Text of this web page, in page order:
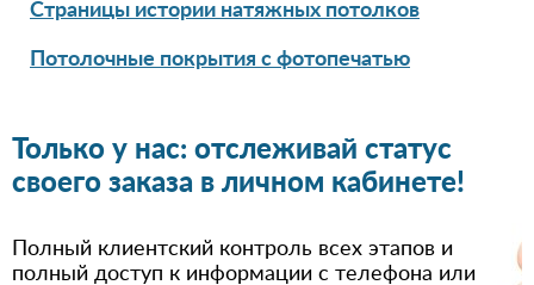
Страницы истории натяжных потолков
Потолочные покрытия с фотопечатью
Только у нас: отслеживай статус
своего заказа в личном кабинете!
Полный клиентский контроль всех этапов и
полный доступ к информации с телефона или